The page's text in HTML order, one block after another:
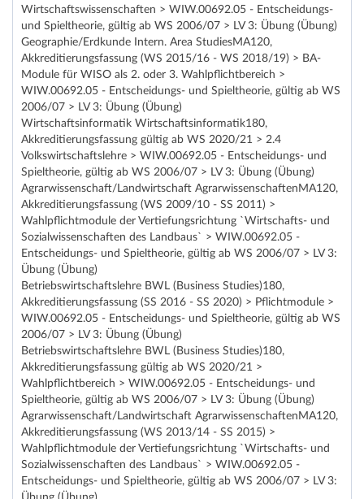
Wirtschaftswissenschaften > WIW.00692.05 - Entscheidungs-
und Spieltheorie, gültig ab WS 2006/07 > LV 3: Übung (Übung)
Geographie/Erdkunde Intern. Area StudiesMA120,
Akkreditierungsfassung (WS 2015/16 - WS 2018/19) > BA-
Module für WISO als 2. oder 3. Wahlpflichtbereich >
WIW.00692.05 - Entscheidungs- und Spieltheorie, gültig ab WS
2006/07 > LV 3: Übung (Übung)
Wirtschaftsinformatik Wirtschaftsinformatik180,
Akkreditierungsfassung gültig ab WS 2020/21 > 2.4
Volkswirtschaftslehre > WIW.00692.05 - Entscheidungs- und
Spieltheorie, gültig ab WS 2006/07 > LV 3: Übung (Übung)
Agrarwissenschaft/Landwirtschaft AgrarwissenschaftenMA120,
Akkreditierungsfassung (WS 2009/10 - SS 2011) >
Wahlpflichtmodule der Vertiefungsrichtung `Wirtschafts- und
Sozialwissenschaften des Landbaus` > WIW.00692.05 -
Entscheidungs- und Spieltheorie, gültig ab WS 2006/07 > LV 3:
Übung (Übung)
Betriebswirtschaftslehre BWL (Business Studies)180,
Akkreditierungsfassung (SS 2016 - SS 2020) > Pflichtmodule >
WIW.00692.05 - Entscheidungs- und Spieltheorie, gültig ab WS
2006/07 > LV 3: Übung (Übung)
Betriebswirtschaftslehre BWL (Business Studies)180,
Akkreditierungsfassung gültig ab WS 2020/21 >
Wahlpflichtbereich > WIW.00692.05 - Entscheidungs- und
Spieltheorie, gültig ab WS 2006/07 > LV 3: Übung (Übung)
Agrarwissenschaft/Landwirtschaft AgrarwissenschaftenMA120,
Akkreditierungsfassung (WS 2013/14 - SS 2015) >
Wahlpflichtmodule der Vertiefungsrichtung `Wirtschafts- und
Sozialwissenschaften des Landbaus` > WIW.00692.05 -
Entscheidungs- und Spieltheorie, gültig ab WS 2006/07 > LV 3: